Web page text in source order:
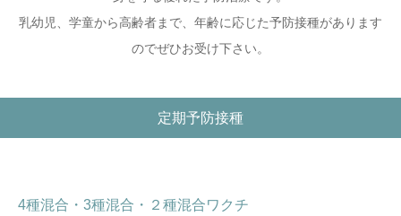
乳幼児、学童から高齢者まで、年齢に応じた予防接種があります
のでぜひお受け下さい。
定期予防接種
4種混合・3種混合・２種混合ワクチ